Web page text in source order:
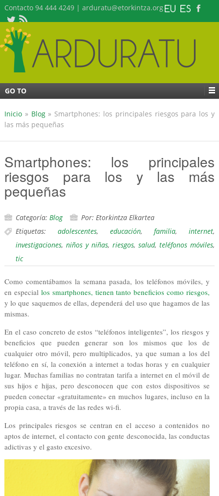
Contacto 94 444 4249 | arduratu@etorkintza.org
GO TO
Inicio» Blog» Smartphones: los principales riesgos para los y
las más pequeñas
Smartphones: los principales
riesgos para los y las más
pequeñas
Categoría: Blog
Por: Etorkintza Elkartea
Etiquetas: adolescentes,educación,familia,internet,
investigaciones, niños y niñas,riesgos,salud,teléfonos móviles,
tic
Como comentábamos la semana pasada, los teléfonos móviles, y
en especial los smartphones, tienen tanto beneficios como riesgos,
y lo que saquemos de ellas, dependerá del uso que hagamos de las
mismas.
En el caso concreto de estos “teléfonos inteligentes”, los riesgos y
beneficios que pueden generar son los mismos que los de
cualquier otro móvil, pero multiplicados, ya que suman a los del
teléfono en sí, la conexión a internet a todas horas y en cualquier
lugar. Muchas familias no contratan tarifa a internet en el móvil de
sus hijos e hijas, pero desconocen que con estos dispositivos se
pueden conectar «gratuitamente» en muchos lugares, incluso en la
propia casa, a través de las redes wi-fi.
Los principales riesgos se centran en el acceso a contenidos no
aptos de internet, el contacto con gente desconocida, las conductas
adictivas y el gasto excesivo.